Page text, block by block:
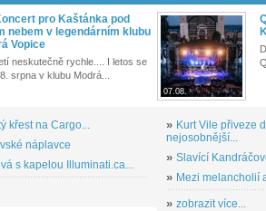
pro Kaštánka pod
nebem v legendárním klubu
Vopice
neskutečně rychle.... I letos se
srpna v klubu Modrá...
křest na Cargo...
náplavce
s kapelou Illuminati.ca...
07.08.
» Kurt Vile přiveze
nejosobnější...
» Slavící
» Mezi melancholií
» zobrazit více...